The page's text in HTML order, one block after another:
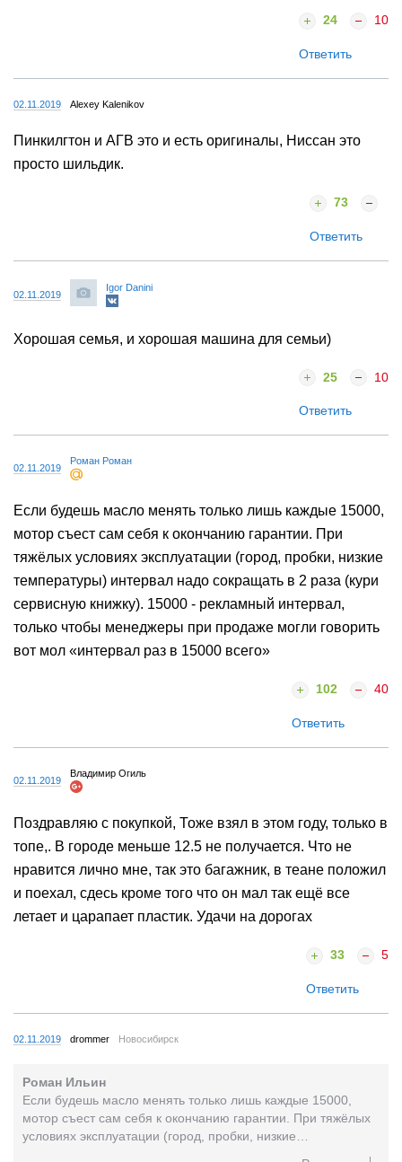
24 10
Ответить
02.11.2019 Alexey Kalenikov
Пинкилгтон и АГВ это и есть оригиналы, Ниссан это
просто шильдик.
73
Ответить
02.11.2019
Igor Danini
Хорошая семья, и хорошая машина для семьи)
25 10
Ответить
02.11.2019
Роман Роман
Если будешь масло менять только лишь каждые 15000,
мотор съест сам себя к окончанию гарантии. При
тяжёлых условиях эксплуатации (город, пробки, низкие
температуры) интервал надо сокращать в 2 раза (кури
сервисную книжку). 15000 - рекламный интервал,
только чтобы менеджеры при продаже могли говорить
вот мол «интервал раз в 15000 всего»
102 40
Ответить
02.11.2019
Владимир Огиль
Поздравляю с покупкой, Тоже взял в этом году, только в
топе,. В городе меньше 12.5 не получается. Что не
нравится лично мне, так это багажник, в теане положил
и поехал, сдесь кроме того что он мал так ещё все
летает и царапает пластик. Удачи на дорогах
33 5
Ответить
02.11.2019 drommer Новосибирск
Роман Ильин
Если будешь масло менять только лишь каждые 15000,
мотор съест сам себя к окончанию гарантии. При тяжёлых
условиях эксплуатации (город, пробки, низкие